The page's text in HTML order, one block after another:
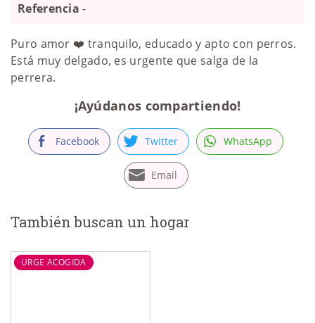
Referencia -
Puro amor ❤️ tranquilo, educado y apto con perros.
Está muy delgado, es urgente que salga de la
perrera.
¡Ayúdanos compartiendo!
Facebook Twitter WhatsApp
Email
También buscan un hogar
URGE ACOGIDA